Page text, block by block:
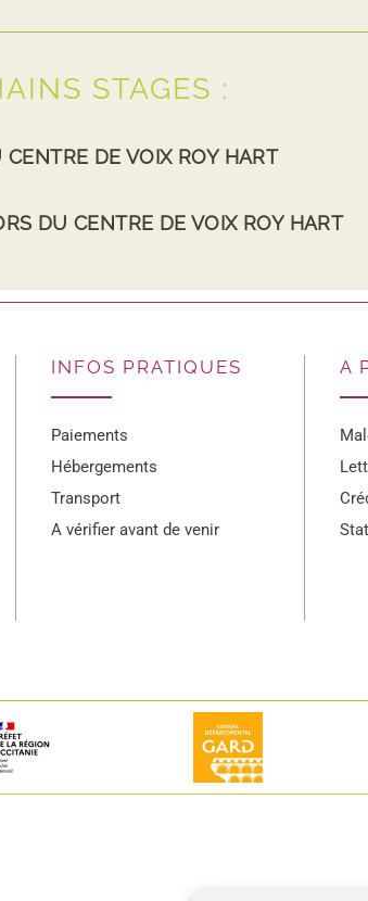
STAGES :
CENTRE DE VOIX ROY HART
DU CENTRE DE VOIX ROY HART
INFOS PRATIQUES
Paiements
Hébergements
Transport
A vérifier avant de venir
A